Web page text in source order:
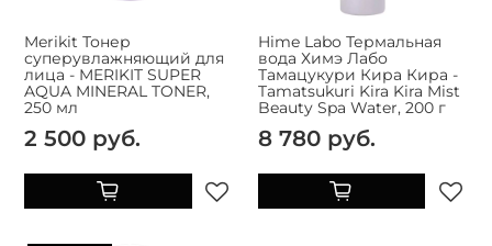
Merikit Тонер
суперувлажняющий для
лица - MERIKIT SUPER
AQUA MINERAL TONER,
250 мл
2 500 руб.
Hime Labo Термальная
вода Химэ Лабо
Тамацукури Кира Кира -
Tamatsukuri Kira Kira Mist
Beauty Spa Water, 200 г
8 780 руб.